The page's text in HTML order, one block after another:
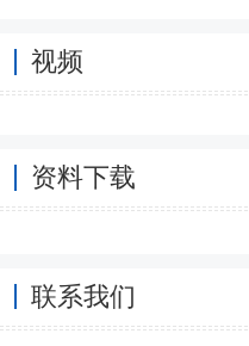
视频
资料下载
联系我们